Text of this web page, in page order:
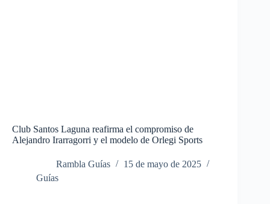
Club Santos Laguna reafirma el compromiso de
Alejandro Irarragorri y el modelo de Orlegi Sports
Rambla Guías
15 de mayo de 2025
Guías